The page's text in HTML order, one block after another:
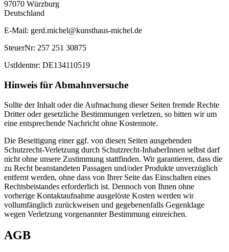
97070 Würzburg
Deutschland
E-Mail: gerd.michel@kunsthaus-michel.de
SteuerNr: 257 251 30875
UstIdentnr: DE134110519
Hinweis für Abmahnversuche
Sollte der Inhalt oder die Aufmachung dieser Seiten fremde Rechte
Dritter oder gesetzliche Bestimmungen verletzen, so bitten wir um
eine entsprechende Nachricht ohne Kostennote.
Die Beseitigung einer ggf. von diesen Seiten ausgehenden
Schutzrecht-Verletzung durch Schutzrecht-InhaberInnen selbst darf
nicht ohne unsere Zustimmung stattfinden. Wir garantieren, dass die
zu Recht beanstandeten Passagen und/oder Produkte unverzüglich
entfernt werden, ohne dass von Ihrer Seite das Einschalten eines
Rechtsbeistandes erforderlich ist. Dennoch von Ihnen ohne
vorherige Kontaktaufnahme ausgelöste Kosten werden wir
vollumfänglich zurückweisen und gegebenenfalls Gegenklage
wegen Verletzung vorgenannter Bestimmung einreichen.
AGB